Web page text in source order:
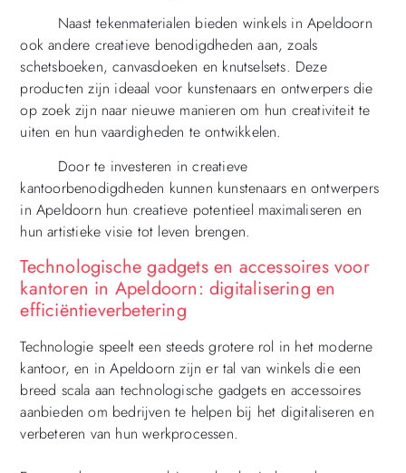
Naast tekenmaterialen bieden winkels in Apeldoorn
ook andere creatieve benodigdheden aan, zoals
schetsboeken, canvasdoeken en knutselsets. Deze
producten zijn ideaal voor kunstenaars en ontwerpers die
op zoek zijn naar nieuwe manieren om hun creativiteit te
uiten en hun vaardigheden te ontwikkelen.
Door te investeren in creatieve
kantoorbenodigdheden kunnen kunstenaars en ontwerpers
in Apeldoorn hun creatieve potentieel maximaliseren en
hun artistieke visie tot leven brengen.
Technologische gadgets en accessoires voor
kantoren in Apeldoorn: digitalisering en
efficiëntieverbetering
Technologie speelt een steeds grotere rol in het moderne
kantoor, en in Apeldoorn zijn er tal van winkels die een
breed scala aan technologische gadgets en accessoires
aanbieden om bedrijven te helpen bij het digitaliseren en
verbeteren van hun werkprocessen.